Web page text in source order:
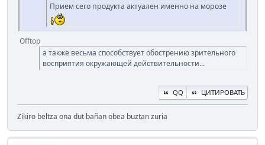
Прием сего продукта актуален именно на морозе
Offtop
а также весьма способствует обострению зрительного
восприятия окружающей действительности...
QQ ЦИТИРОВАТЬ
Zikiro beltza ona dut bañan obea buztan zuria